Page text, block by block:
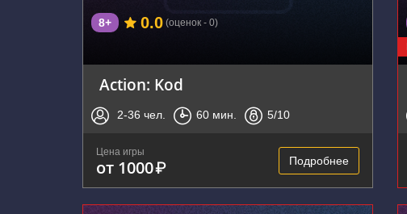
8+ 0.0 (оценок - 0)
Action: Kod
2-36 чел. 60 мин. 5/10
Цена игры
от 1000₽ Подробнее